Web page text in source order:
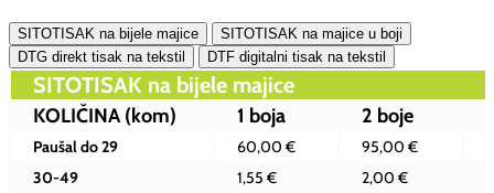
odabranih
proizvoda.
Your
total
SITOTISAK na bijele majice
SITOTISAK na majice u boji
DTG direkt tisak na tekstil
DTF digitalni tisak na tekstil
SITOTISAK na bijele majice
KOLIČINA (kom) 1 boja 2 boje
Paušal do 29 60,00 € 95,00 €
30-49
1,55 € 2,00 €